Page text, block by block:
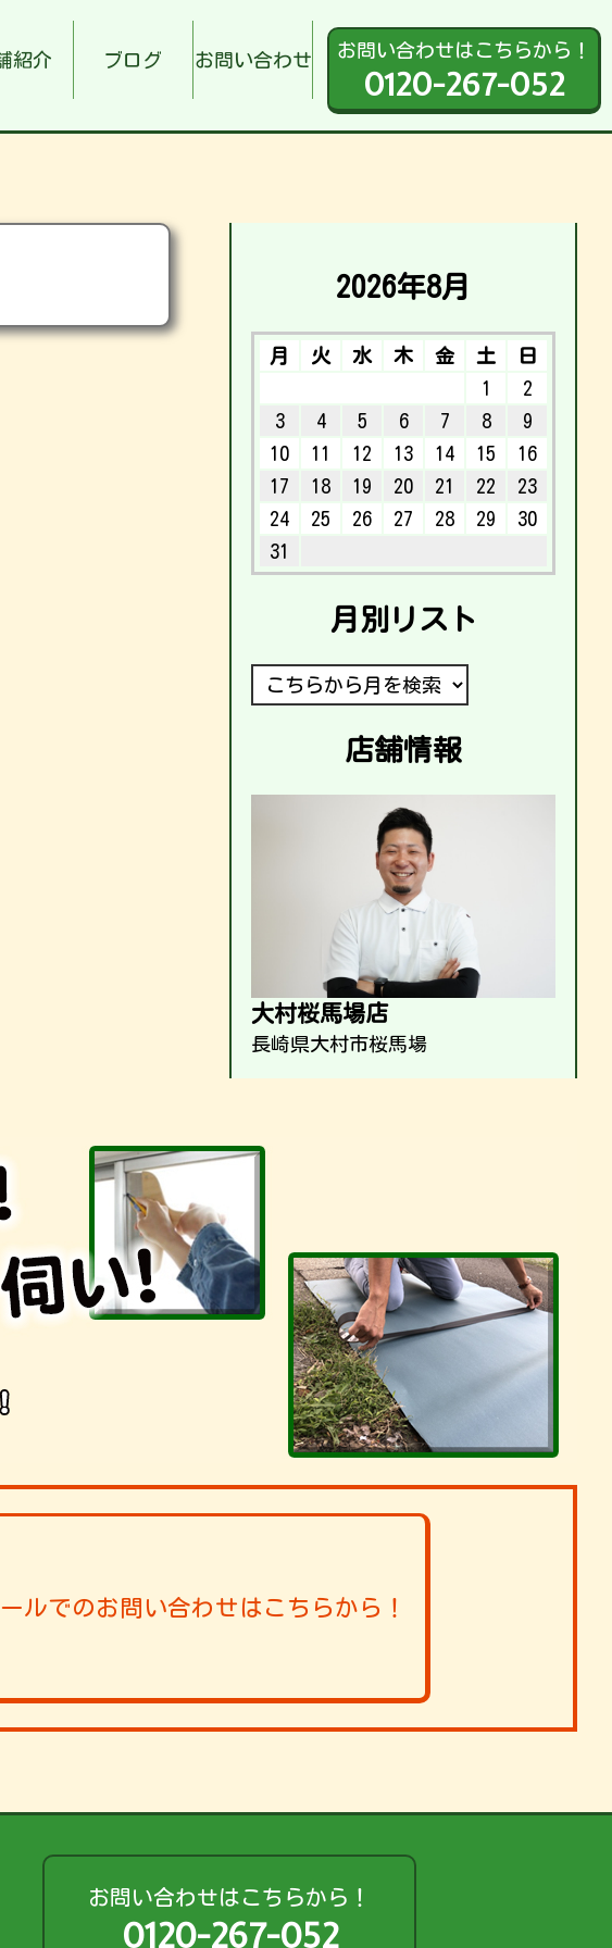
紹介 ブログ お問い合わせ お問い合わせはこちらから！
0120-267-052
2026年8月
月 火 水 木 金 土
日
1
2
3
4 5 6 7 8
9
10
11 12 13 14 15
16
17
18 19 20 21 22
23
24
25 26 27 28 29
30
31
月別リスト
店舗情報
大村桜馬場店
長崎県大村市桜馬場
ールでのお問い合わせはこちらから！
お問い合わせはこちらから！
0120-267-052